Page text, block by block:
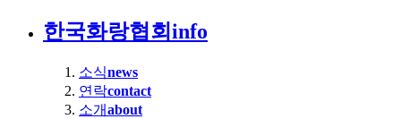
한국화랑협회info
소식news
연락contact
소개about